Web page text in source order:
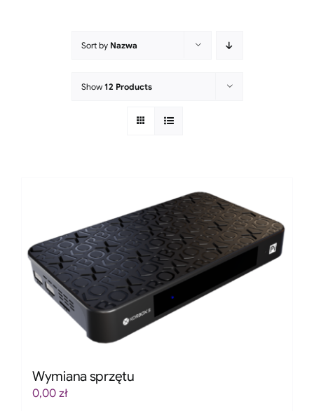
Sort by Nazwa
Show 12 Products
Wymiana sprzętu
0,00 zł